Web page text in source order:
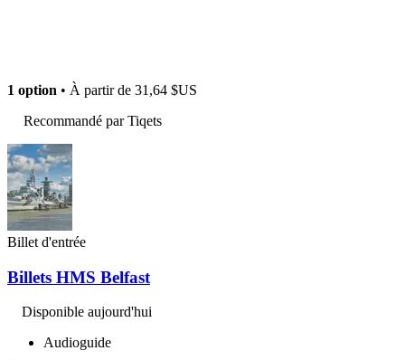
1 option • À partir de 31,64 $US
Recommandé par Tiqets
Billet d'entrée
Billets HMS Belfast
Disponible aujourd'hui
Audioguide